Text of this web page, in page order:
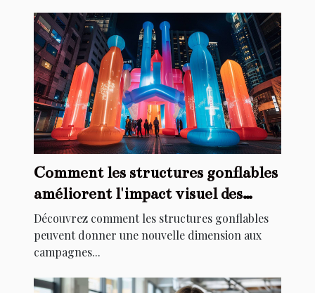
Comment les structures gonflables
améliorent l'impact visuel des
campagnes publicitaires
Découvrez comment les structures gonflables
peuvent donner une nouvelle dimension aux
campagnes...